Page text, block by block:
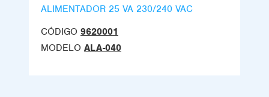
ALIMENTADOR 25 VA 230/240 VAC
CÓDIGO 9620001
MODELO ALA-040